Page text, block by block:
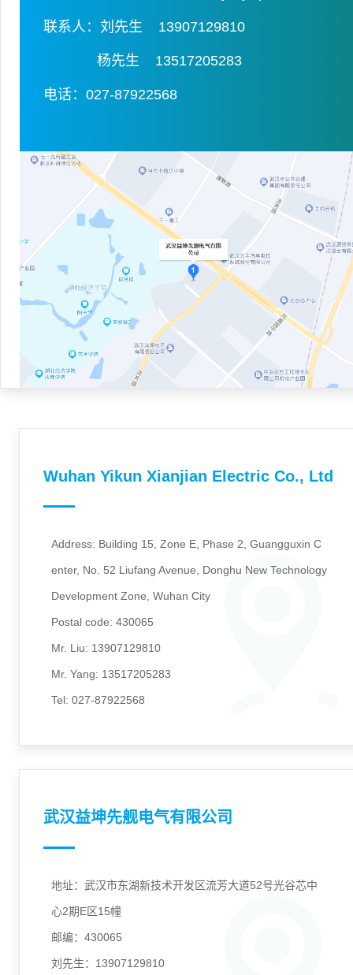
联系人：刘先生 13907129810
杨先生 13517205283
电话：027-87922568
Wuhan Yikun Xianjian Electric Co., Ltd
Address: Building 15, Zone E, Phase 2, Guangguxin C
enter, No. 52 Liufang Avenue, Donghu New Technology
Development Zone, Wuhan City
Postal code: 430065
Mr. Liu: 13907129810
Mr. Yang: 13517205283
Tel: 027-87922568
武汉益坤先舰电气有限公司
地址：武汉市东湖新技术开发区流芳大道52号光谷芯中
心2期E区15幢
邮编：430065
刘先生：13907129810